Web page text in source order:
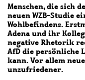
Menschen, die sich
neuen WZB-Studie
Wohlbefindens.
Adena und ihr
negative Rhetorik
AfD die persönliche
kann. Vor allem
unzufriedener.